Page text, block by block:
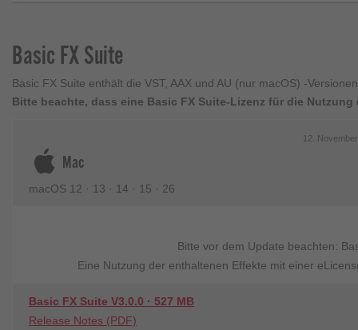
Basic FX Suite
Basic FX Suite enthält die VST, AAX und AU (nur macOS) -
Bitte beachte, dass eine Basic FX Suite-Lizenz für die
12.
Mac
macOS 12 · 13 · 14 · 15 · 26
Bitte vor dem Update beachten:
Eine Nutzung der enthaltenen Effekte mit einer
Basic FX Suite V3.0.0 · 527 MB
Release Notes (PDF)